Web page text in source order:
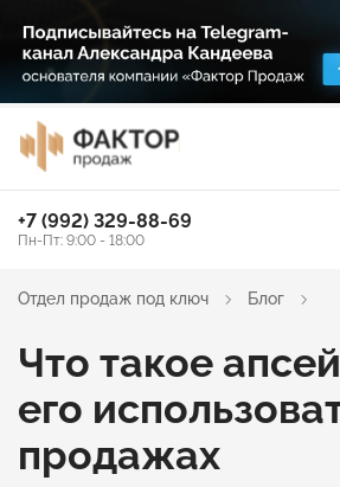
+7 (992) 329-88-69
Пн-Пт: 9:00 - 18:00
Отдел продаж под ключ Блог
Что такое
его
продажах